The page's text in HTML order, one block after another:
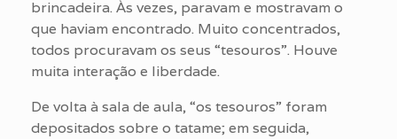
brincadeira. Às vezes, paravam e mostravam o
que haviam encontrado. Muito concentrados,
todos procuravam os seus “tesouros”. Houve
muita interação e liberdade.
De volta à sala de aula, “os tesouros” foram
depositados sobre o tatame; em seguida,